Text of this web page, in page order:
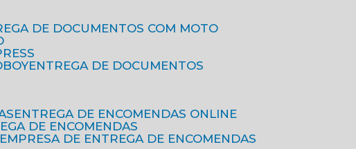
DE DOCUMENTOS COM MOTO
ENTREGA DE DOCUMENTOS
ENTREGA DE ENCOMENDAS ONLINE
DE ENCOMENDAS
EMPRESA DE ENTREGA DE ENCOMENDAS